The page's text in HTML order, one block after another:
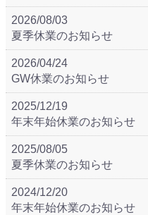
2026/08/03
夏季休業のお知らせ
2026/04/24
GW休業のお知らせ
2025/12/19
年末年始休業のお知らせ
2025/08/05
夏季休業のお知らせ
2024/12/20
年末年始休業のお知らせ